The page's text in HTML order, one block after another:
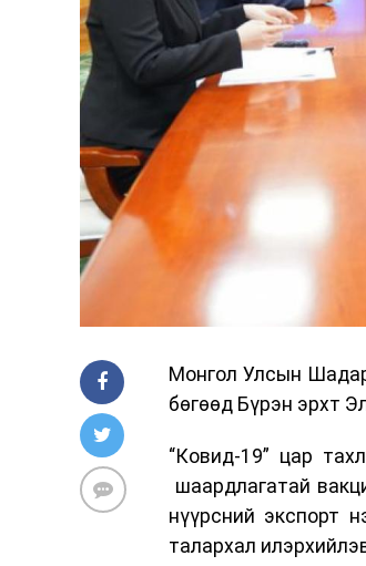
Монгол Улсын
бөгөөд Бүрэн эрхт
“Ковид-19” цар
шаардлагатай
нүүрсний экспорт
талархал